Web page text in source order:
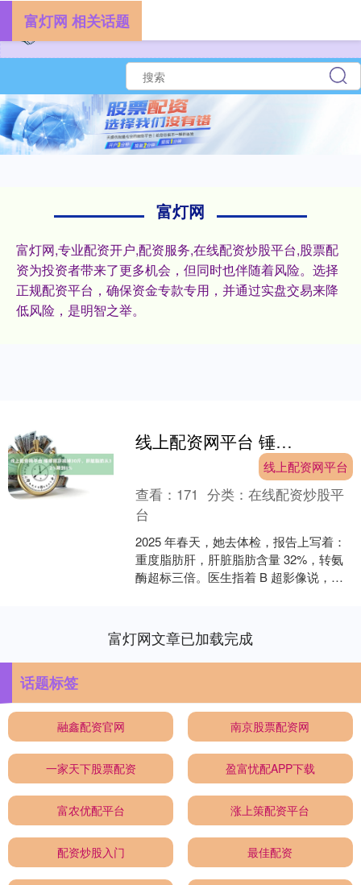
富灯网
富灯网,专业配资开户,配资服务,在线配资炒股平台,股票配
资为投资者带来了更多机会，但同时也伴随着风险。选择
正规配资平台，确保资金专款专用，并通过实盘交易来降
低风险，是明智之举。
富灯网 相关话题
线上配资网平台 锤娜丽莎减掉30斤，肝脏脂肪从32%降到8%
线上配资网平台
查看： 171 分类：在线配资炒股平
台
2025 年春天，她去体检，报告上写着：
重度脂肪肝，肝脏脂肪含量 32%，转氨
酶超标三倍。医生指着 B 超影像说，你
富灯网文章已加载完成
话题标签
融鑫配资官网 南京股票配资网
一家天下股票配资 盈富忧配APP下载
富农优配平台 涨上策配资平台
配资炒股入门 最佳配资